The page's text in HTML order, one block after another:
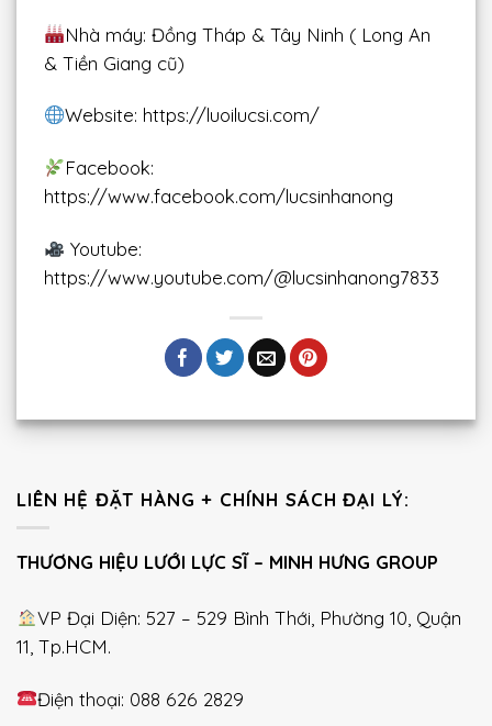
Nhà máy: Đồng Tháp & Tây Ninh ( Long An
& Tiền Giang cũ)
Website: https://luoilucsi.com/
Facebook:
https://www.facebook.com/lucsinhanong
Youtube:
https://www.youtube.com/@lucsinhanong7833
LIÊN HỆ ĐẶT HÀNG + CHÍNH SÁCH ĐẠI LÝ:
THƯƠNG HIỆU LƯỚI LỰC SĨ – MINH HƯNG GROUP
VP Đại Diện: 527 – 529 Bình Thới, Phường 10, Quận
11, Tp.HCM.
Điện thoại: 088 626 2829